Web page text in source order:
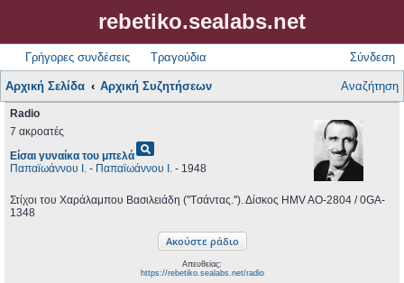
rebetiko.sealabs.net
Γρήγορες συνδέσεις Τραγούδια Σύνδεση
Αρχική Σελίδα Αρχική Συζητήσεων Αναζήτηση
Radio
7 ακροατές
Είσαι γυναίκα του μπελάpageview
Παπαϊωάννου Ι. - Παπαϊωάννου Ι. - 1948
Στίχοι του Χαράλαμπου Βασιλειάδη (''Tσάντας.''). Δίσκος HMV AO-2804 / 0GA-
1348
Απευθείας:
https://rebetiko.sealabs.net/radio